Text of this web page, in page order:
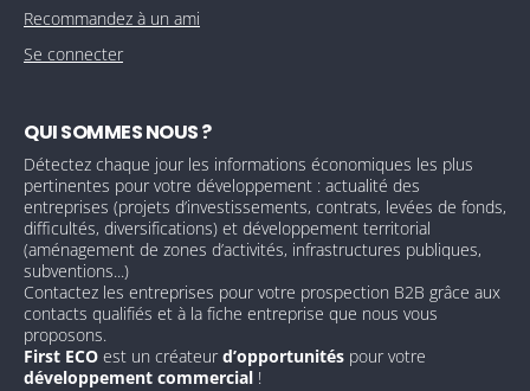
Recommandez à un ami
Se connecter
QUI SOMMES NOUS ?
Détectez chaque jour les informations économiques les plus
pertinentes pour votre développement : actualité des
entreprises (projets d’investissements, contrats, levées de fonds,
difficultés, diversifications) et développement territorial
(aménagement de zones d’activités, infrastructures publiques,
subventions...)
Contactez les entreprises pour votre prospection B2B grâce aux
contacts qualifiés et à la fiche entreprise que nous vous
proposons.
First ECO est un créateurd’opportunités pour votre
développement commercial !